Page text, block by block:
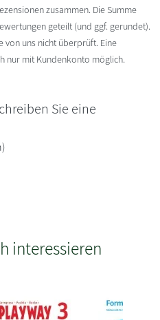
zusammen. Die Summe
geteilt (und ggf. gerundet).
von uns nicht überprüft. Eine
nur mit Kundenkonto möglich.
Sie eine
interessieren